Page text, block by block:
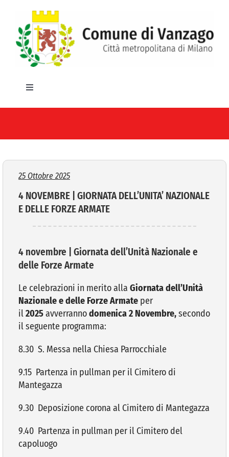
contenuto
Toggle
HOME
IL COMUNE
SERVIZI E UTILITA’
AREE TEMATICHE
VIVERE VANZAGO
COMUNICAZIONE
25 Ottobre 2025
4 NOVEMBRE | GIORNATA DELL’UNITA’ NAZIONALE
E DELLE FORZE ARMATE
4 novembre | Giornata dell’Unità Nazionale e
delle Forze Armate
Le celebrazioni in merito alla Giornata dell’Unità
Nazionale e delle Forze Armateper
il2025avverrannodomenica 2 Novembre,secondo
il seguente programma:
8.30 S. Messa nella Chiesa Parrocchiale
9.15 Partenza in pullman per il Cimitero di
Mantegazza
9.30 Deposizione corona al Cimitero di Mantegazza
9.40 Partenza in pullman per il Cimitero del
capoluogo